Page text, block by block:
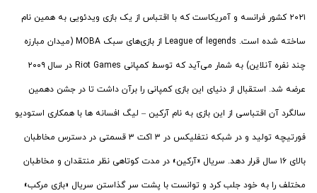
۲۰۲۱ کشور فرانسه و آمریکاست که با اقتباس از یک بازی ویدئویی به همین نام
ساخته شده است. League of legends از بازی‌های سبک MOBA (میدان مبارزه
چند نفره آنلاین) به شمار می‌آید که توسط کمپانی Riot Games در سال ۲۰۰۹
عرضه شد. استقبال از دنیای این بازی کمپانی را برآن داشت تا در جشن دهمین
سالگرد آن اقتباسی از این بازی به نام آرکین – لیگ افسانه ها با همکاری استودیو
فورتیچه تولید و در شبکه نتفلیکس در ۳ اکت ۳ قسمتی در دسترس مخاطبان
بالای ۱۶ سال قرار دهد. سریال «آرکین» در مدت کوتاهی نظر منتقدان و مخاطبان
مختلف را به خود جلب کرد و توانست با پشت سر گذاستن سریال «بازی مرکب»